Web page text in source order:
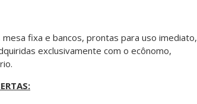
fixa e bancos, prontas para uso imediato,
exclusivamente com o ecônomo,